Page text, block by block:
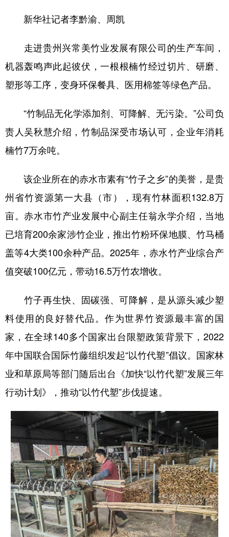
四川 贵州
English Español Français عربى
新华社记者李黔渝、周凯
走进贵州兴常美竹业发展有限公司的生产车间，
机器轰鸣声此起彼伏，一根根楠竹经过切片、研磨、
塑形等工序，变身环保餐具、医用棉签等绿色产品。
“竹制品无化学添加剂、可降解、无污染。”公司负
责人吴秋慧介绍，竹制品深受市场认可，企业年消耗
楠竹7万余吨。
该企业所在的赤水市素有“竹子之乡”的美誉，是贵
州省竹资源第一大县（市），现有竹林面积132.8万
亩。赤水市竹产业发展中心副主任翁永学介绍，当地
已培育200余家涉竹企业，推出竹粉环保地膜、竹马桶
盖等4大类100余种产品。2025年，赤水竹产业综合产
值突破100亿元，带动16.5万竹农增收。
竹子再生快、固碳强、可降解，是从源头减少塑
料使用的良好替代品。作为世界竹资源最丰富的国
家，在全球140多个国家出台限塑政策背景下，2022
年中国联合国际竹藤组织发起“以竹代塑”倡议。国家林
业和草原局等部门随后出台《加快“以竹代塑”发展三年
行动计划》，推动“以竹代塑”步伐提速。